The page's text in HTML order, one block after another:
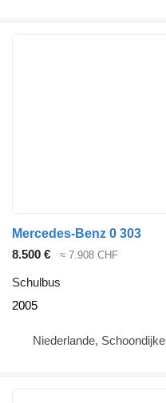
Mercedes-Benz 0 303
8.500 €
≈ 7.908 CHF
Schulbus
2005
Niederlande, Schoondijke